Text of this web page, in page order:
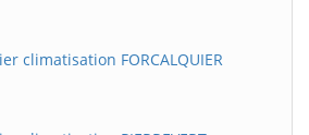
climatisation FORCALQUIER